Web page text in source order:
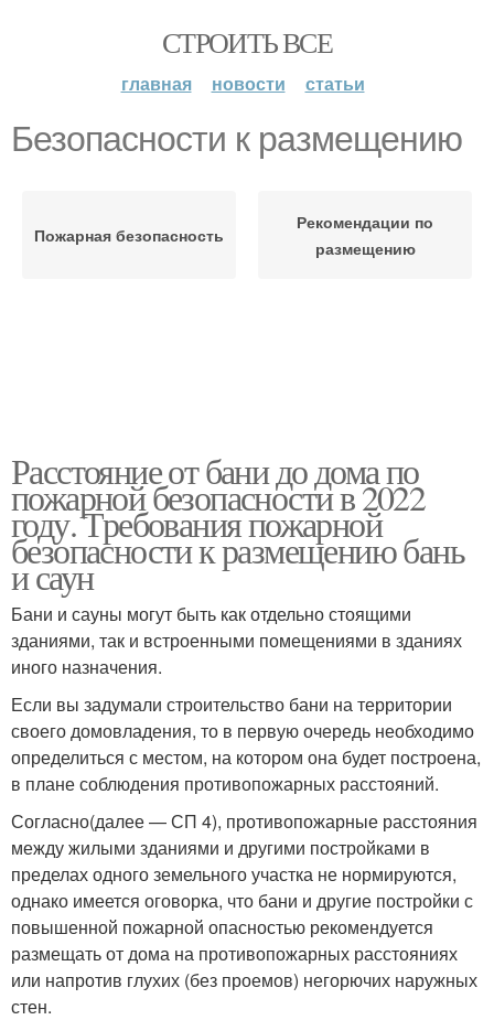
СТРОИТЬ ВСЕ
главная новости статьи
Безопасности к размещению
Пожарная безопасность
Рекомендации по
размещению
Расстояние от бани до дома по
пожарной безопасности в 2022
году. Требования пожарной
безопасности к размещению бань
и саун
Бани и сауны могут быть как отдельно стоящими
зданиями, так и встроенными помещениями в зданиях
иного назначения.
Если вы задумали строительство бани на территории
своего домовладения, то в первую очередь необходимо
определиться с местом, на котором она будет построена,
в плане соблюдения противопожарных расстояний.
Согласно(далее — СП 4), противопожарные расстояния
между жилыми зданиями и другими постройками в
пределах одного земельного участка не нормируются,
однако имеется оговорка, что бани и другие постройки с
повышенной пожарной опасностью рекомендуется
размещать от дома на противопожарных расстояниях
или напротив глухих (без проемов) негорючих наружных
стен.